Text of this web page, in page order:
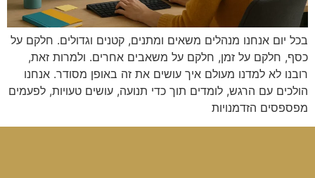
בכל יום אנחנו מנהלים משאים ומתנים, קטנים וגדולים. חלקם על
כסף, חלקם על זמן, חלקם על משאבים אחרים. ולמרות זאת,
רובנו לא למדנו מעולם איך עושים את זה באופן מסודר. אנחנו
הולכים עם הרגש, לומדים תוך כדי תנועה, עושים טעויות, לפעמים
מפספסים הזדמנויות